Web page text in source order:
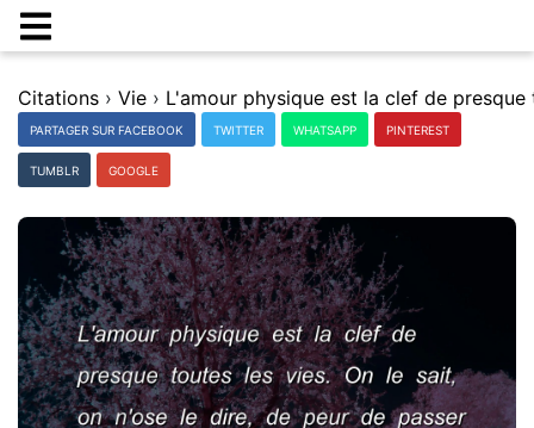
Citations › Vie ›
PARTAGER SUR FACEBOOK TWITTER WHATSAPP PINTEREST
TUMBLR GOOGLE